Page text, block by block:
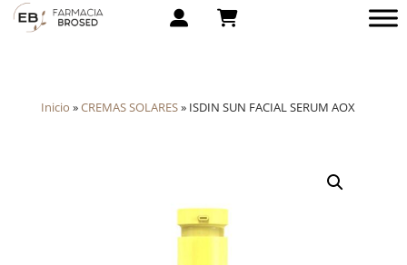
Inicio »CREMAS SOLARES» ISDIN SUN FACIAL SERUM AOX